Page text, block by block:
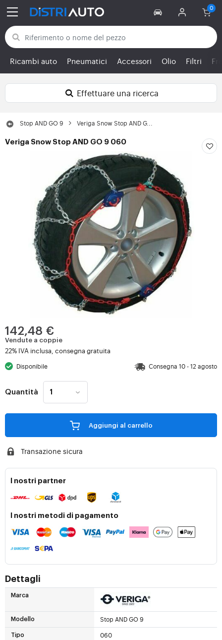
Torna alle categorie
Ricambi auto Pneumatici Accessori Olio Filtri
Effettuare una ricerca
Stop AND GO 9 Veriga Snow Stop AND G...
Veriga Snow Stop AND GO 9 060
142,48 €
Vendute a coppie
22% IVA inclusa, consegna gratuita
Disponibile Consegna 10 - 12 agosto
Quantità
Aggiungi al carrello
Transazione sicura
I nostri partner
I nostri metodi di pagamento
Dettagli
Marca
Modello Stop AND GO 9
Tipo 060